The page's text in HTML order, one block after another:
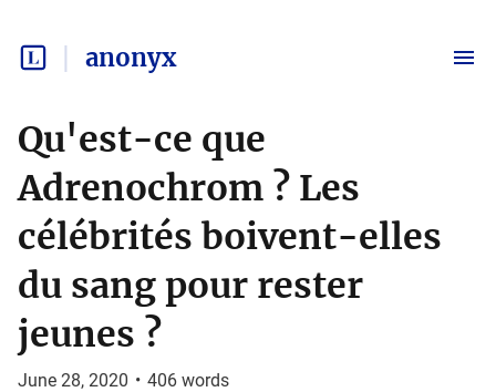
anonyx
Qu'est-ce que
Adrenochrom ? Les
célébrités boivent-elles
du sang pour rester
jeunes ?
June 28, 2020 • 406 words